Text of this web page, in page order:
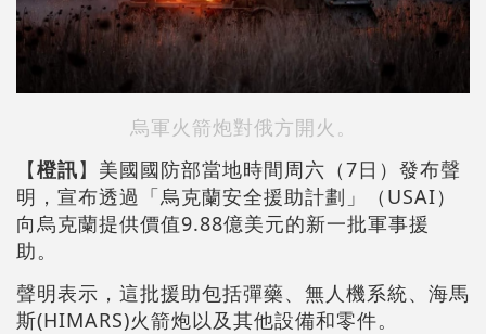
烏軍火箭炮對俄方開火。
【橙訊】美國國防部當地時間周六（7日）發布聲
明，宣布透過「烏克蘭安全援助計劃」（USAI）
向烏克蘭提供價值9.88億美元的新一批軍事援
助。
聲明表示，這批援助包括彈藥、無人機系統、海馬
斯(HIMARS)火箭炮以及其他設備和零件。